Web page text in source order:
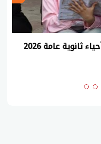
عاجل| نموذج حل امتحان أحياء ثانوية عامة 2026